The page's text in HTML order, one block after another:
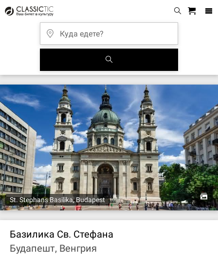
St. Stephans Basilika, Budapest
Базилика Св. Стефана
Будапешт, Венгрия